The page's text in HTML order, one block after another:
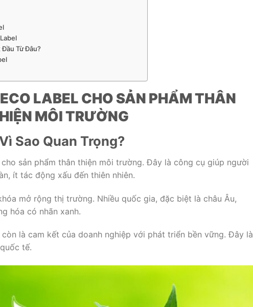
Từ Đâu?
LABEL CHO SẢN PHẨM THÂN
MÔI TRƯỜNG
Sao Quan Trọng?
sản phẩm thân thiện môi trường. Đây là công cụ giúp người
ít tác động xấu đến thiên nhiên.
mở rộng thị trường. Nhiều quốc gia, đặc biệt là châu Âu,
hóa có nhãn xanh.
là cam kết của doanh nghiệp với phát triển bền vững. Đây là
tế.